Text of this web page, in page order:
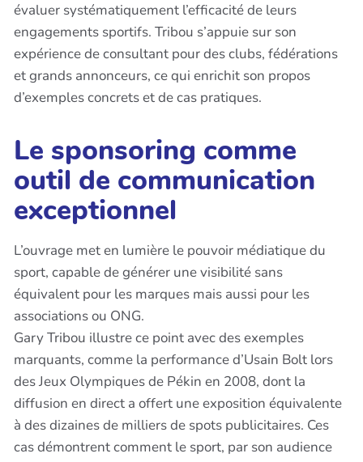
évaluer systématiquement l’efficacité de leurs
engagements sportifs. Tribou s’appuie sur son
expérience de consultant pour des clubs, fédérations
et grands annonceurs, ce qui enrichit son propos
d’exemples concrets et de cas pratiques.
Le sponsoring comme
outil de communication
exceptionnel
L’ouvrage met en lumière le pouvoir médiatique du
sport, capable de générer une visibilité sans
équivalent pour les marques mais aussi pour les
associations ou ONG.
Gary Tribou illustre ce point avec des exemples
marquants, comme la performance d’Usain Bolt lors
des Jeux Olympiques de Pékin en 2008, dont la
diffusion en direct a offert une exposition équivalente
à des dizaines de milliers de spots publicitaires. Ces
cas démontrent comment le sport, par son audience